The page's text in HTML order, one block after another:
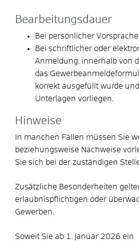
Bearbeitungsdauer
Bei persönlicher
Bei schriftlicher oder
Anmeldung: innerhalb von
das
korrekt ausgefüllt wurde
Unterlagen vorliegen.
Hinweise
In manchen Fällen müssen Sie
beziehungsweise Nachweise
Sie sich bei der zuständigen
Zusätzliche Besonderheiten
erlaubnispflichtigen oder
Gewerben.
Soweit Sie ab 1. Januar 2026 ein